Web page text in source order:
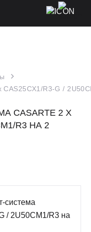
CAS25CX1/R3-G /
CASARTE 2 Х
R3 НА 2